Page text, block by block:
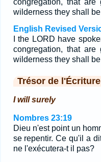
congregation, that
wilderness they shall
English Revised
I the LORD have
congregation, that
wilderness they shall
Trésor de l'Écriture
I will surely
Nombres 23:19
Dieu n'est point un
se repentir. Ce qu'il a
ne l'exécutera-t il pas?